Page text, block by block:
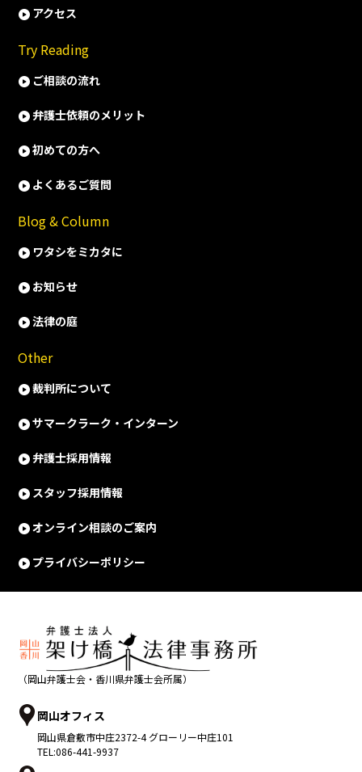
アクセス
Try Reading
ご相談の流れ
弁護士依頼のメリット
初めての方へ
よくあるご質問
Blog & Column
ワタシをミカタに
お知らせ
法律の庭
Other
裁判所について
サマークラーク・インターン
弁護士採用情報
スタッフ採用情報
オンライン相談のご案内
プライバシーポリシー
（岡山弁護士会・香川県弁護士会所属）
岡山オフィス
岡山県倉敷市中庄2372-4 グローリー中庄101
TEL:086-441-9937